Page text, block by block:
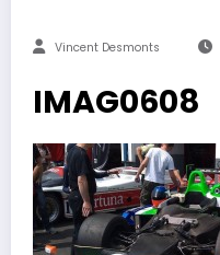
Vincent Desmonts
IMAG0608